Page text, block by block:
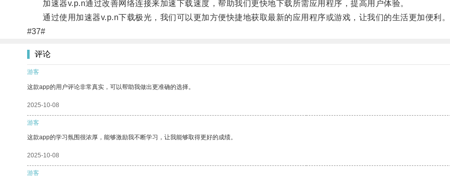
加速器v.p.n通过改善网络连接来加速下载速度，帮助我们更快地下载所需应用程序，提高用户体验。
通过使用加速器v.p.n下载极光，我们可以更加方便快捷地获取最新的应用程序或游戏，让我们的生活更加便利。
#37#
评论
游客
这款app的用户评论非常真实，可以帮助我做出更准确的选择。
2025-10-08
游客
这款app的学习氛围很浓厚，能够激励我不断学习，让我能够取得更好的成绩。
2025-10-08
游客